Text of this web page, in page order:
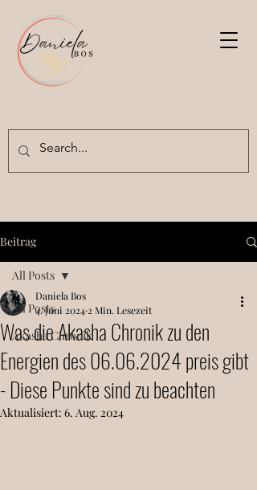
Beitrag
All Posts
Akasha Chronik
All Posts
Was die Akasha Chronik zu den
Energien des 06.06.2024 preis gibt
- Diese Punkte sind zu beachten
Daniela Bos
4. Juni 2024 2 Min. Lesezeit
Aktualisiert: 6. Aug. 2024